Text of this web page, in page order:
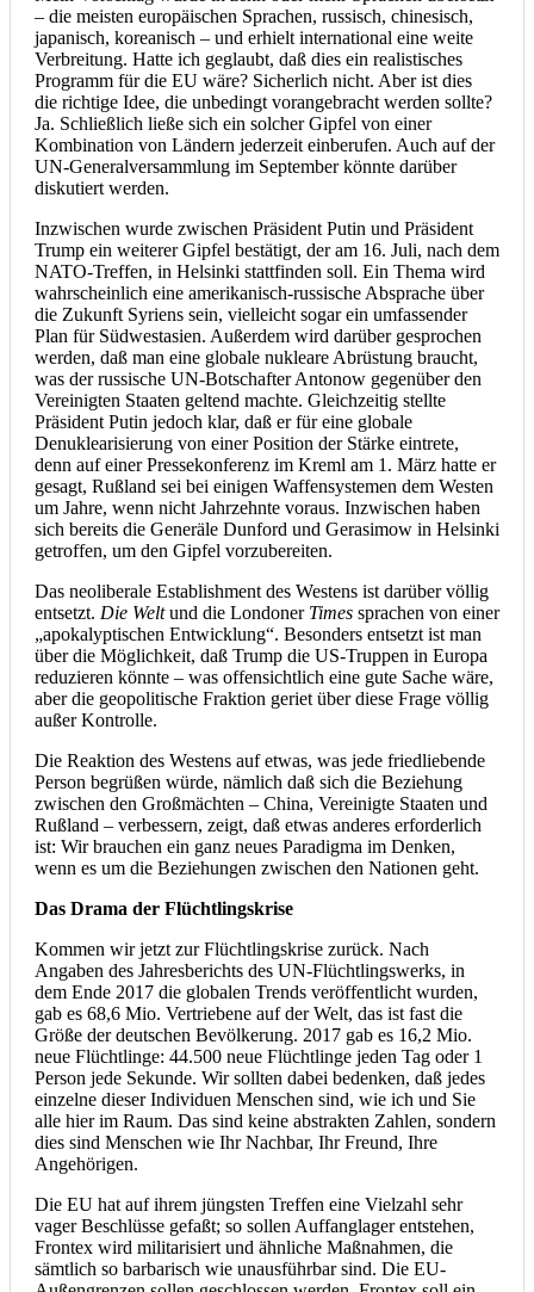
– die meisten europäischen Sprachen, russisch, chinesisch,
japanisch, koreanisch – und erhielt international eine weite
Verbreitung. Hatte ich geglaubt, daß dies ein realistisches
Programm für die EU wäre? Sicherlich nicht. Aber ist dies
die richtige Idee, die unbedingt vorangebracht werden sollte?
Ja. Schließlich ließe sich ein solcher Gipfel von einer
Kombination von Ländern jederzeit einberufen. Auch auf der
UN-Generalversammlung im September könnte darüber
diskutiert werden.
Inzwischen wurde zwischen Präsident Putin und Präsident
Trump ein weiterer Gipfel bestätigt, der am 16. Juli, nach dem
NATO-Treffen, in Helsinki stattfinden soll. Ein Thema wird
wahrscheinlich eine amerikanisch-russische Absprache über
die Zukunft Syriens sein, vielleicht sogar ein umfassender
Plan für Südwestasien. Außerdem wird darüber gesprochen
werden, daß man eine globale nukleare Abrüstung braucht,
was der russische UN-Botschafter Antonow gegenüber den
Vereinigten Staaten geltend machte. Gleichzeitig stellte
Präsident Putin jedoch klar, daß er für eine globale
Denuklearisierung von einer Position der Stärke eintrete,
denn auf einer Pressekonferenz im Kreml am 1. März hatte er
gesagt, Rußland sei bei einigen Waffensystemen dem Westen
um Jahre, wenn nicht Jahrzehnte voraus. Inzwischen haben
sich bereits die Generäle Dunford und Gerasimow in Helsinki
getroffen, um den Gipfel vorzubereiten.
Das neoliberale Establishment des Westens ist darüber völlig
entsetzt. Die Weltund die Londoner Times sprachen von einer
„apokalyptischen Entwicklung“. Besonders entsetzt ist man
über die Möglichkeit, daß Trump die US-Truppen in Europa
reduzieren könnte – was offensichtlich eine gute Sache wäre,
aber die geopolitische Fraktion geriet über diese Frage völlig
außer Kontrolle.
Die Reaktion des Westens auf etwas, was jede friedliebende
Person begrüßen würde, nämlich daß sich die Beziehung
zwischen den Großmächten – China, Vereinigte Staaten und
Rußland – verbessern, zeigt, daß etwas anderes erforderlich
ist: Wir brauchen ein ganz neues Paradigma im Denken,
wenn es um die Beziehungen zwischen den Nationen geht.
Das Drama der Flüchtlingskrise
Kommen wir jetzt zur Flüchtlingskrise zurück. Nach
Angaben des Jahresberichts des UN-Flüchtlingswerks, in
dem Ende 2017 die globalen Trends veröffentlicht wurden,
gab es 68,6 Mio. Vertriebene auf der Welt, das ist fast die
Größe der deutschen Bevölkerung. 2017 gab es 16,2 Mio.
neue Flüchtlinge: 44.500 neue Flüchtlinge jeden Tag oder 1
Person jede Sekunde. Wir sollten dabei bedenken, daß jedes
einzelne dieser Individuen Menschen sind, wie ich und Sie
alle hier im Raum. Das sind keine abstrakten Zahlen, sondern
dies sind Menschen wie Ihr Nachbar, Ihr Freund, Ihre
Angehörigen.
Die EU hat auf ihrem jüngsten Treffen eine Vielzahl sehr
vager Beschlüsse gefaßt; so sollen Auffanglager entstehen,
Frontex wird militarisiert und ähnliche Maßnahmen, die
sämtlich so barbarisch wie unausführbar sind. Die EU-